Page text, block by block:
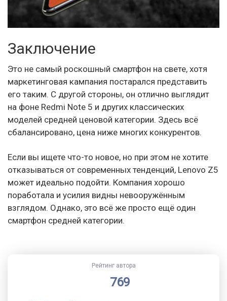
Заключение
Это не самый роскошный смартфон на свете, хотя
маркетинговая кампания постарался представить
его таким. С другой стороны, он отлично выглядит
на фоне Redmi Note 5 и других классических
моделей средней ценовой категории. Здесь всё
сбалансировано, цена ниже многих конкурентов.
Если вы ищете что-то новое, но при этом не хотите
отказываться от современных тенденций, Lenovo Z5
может идеально подойти. Компания хорошо
поработала и усилия видны невооружённым
взглядом. Однако, это всё же просто ещё один
смартфон средней категории.
Рейтинг автора
769